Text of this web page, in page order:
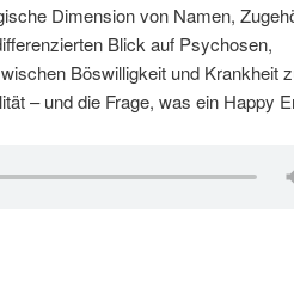
Dimension von Namen,
Blick auf Psychosen,
Böswilligkeit und Krankheit
– und die Frage, was ein Happy